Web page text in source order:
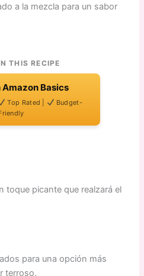
a la mezcla para un sabor
THIS RECIPE
Amazon Basics
Top Rated |
Budget-
toque picante que realzará el
para una opción más
terroso.